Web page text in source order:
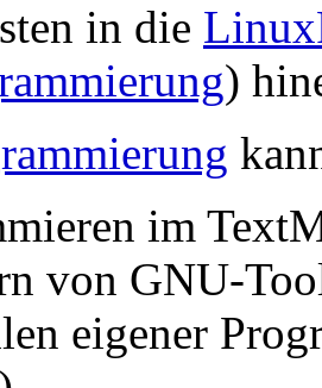
in die
)
im
von GNU-
eigener